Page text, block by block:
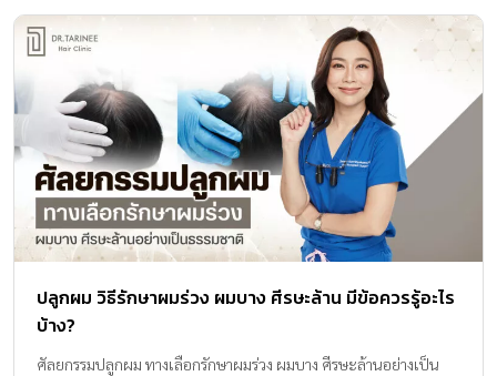
เสียมากมาย บทความนี้จึงรวบรวม 7 วิธีแก้นอนไม่หลับ หลับไม่สนิท
แบบไม่ต้องใช้ยา เพื่อให้ร่างกายพักผ่อนอย่างเต็มที่ พร้อมเริ่มต้นวัน
ใหม่ด้วยความสดใส 1. บริโภคเครื่องดื่มที่มีคาเฟอีนอย่างเหมาะสม
หากไม่อยากนอนไม่หลับตอนกลางคืน ควรหลีกเลี่ยงเครื่องดื่มที่มีคาเฟ
อีนทุกชนิด เช่น กาแฟ ชา โกโก้ น้ำอัดลม และเครื่องดื่มชูกำลัง ก่อนเข้า
นอนอย่างน้อย 6 ชั่วโมง เพราะการขับคาเฟอีนออกจากร่างกาย ต้องใช้
เวลาตั้งแต่ 4-6 ชั่วโมง หรือในผู้สูงอายุบางรายอาจใช้เวลามากถึง 10
ชั่วโมงได้ เพื่อป้องกันการนอนไม่หลับ นอนหลับยาก จึงควรปรับเปลี่ยน
พฤติกรรมการบริโภค ไม่ดื่มมากเกินไป และดื่มให้ถูกเวลา จะช่วยให้
สามารถนอนหลับได้ง่ายขึ้น 2. ออกกำลังกาย […]
ปลูกผม วิธีรักษาผมร่วง ผมบาง ศีรษะล้าน มีข้อควรรู้อะไร
บ้าง?
ศัลยกรรมปลูกผม ทางเลือกรักษาผมร่วง ผมบาง ศีรษะล้านอย่างเป็น